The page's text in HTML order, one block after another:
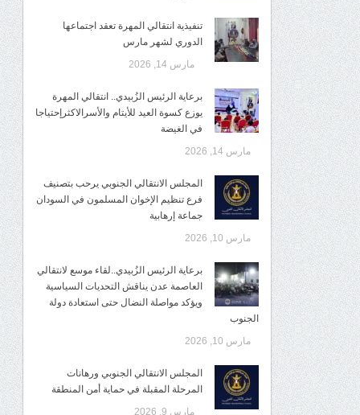
تنفيذية انتقالي المهرة تعقد اجتماعها
الدوري لشهر مارس
مارس 14, 2026
برعاية الرئيس الزُبيدي.. انتقالي المهرة
يوزع كسوة العيد للأيتام والأسرالاكثرإحتياجا
في الغيضة
مارس 14, 2026
المجلس الانتقالي الجنوبي يرحب بتصنيف
فرع تنظيم الإخوان المسلمون في السودان
جماعة إرهابية
مارس 10, 2026
برعاية الرئيس الزُبيدي..لقاء موسع لانتقالي
العاصمة عدن يناقش التحديات السياسية
ويؤكد مواصلة النضال حتى استعادة دولة
الجنوب
مارس 10, 2026
المجلس الانتقالي الجنوبي ورهانات
المرحلة المقبلة في حماية أمن المنطقة
مارس 9, 2026